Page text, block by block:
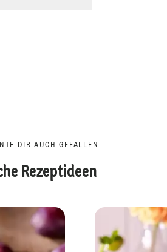
DIR AUCH GEFALLEN
Rezeptideen